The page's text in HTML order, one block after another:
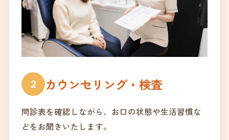
2 カウンセリング・検査
問診表を確認しながら、お口の状態や生活習慣な
どをお聞きいたします。